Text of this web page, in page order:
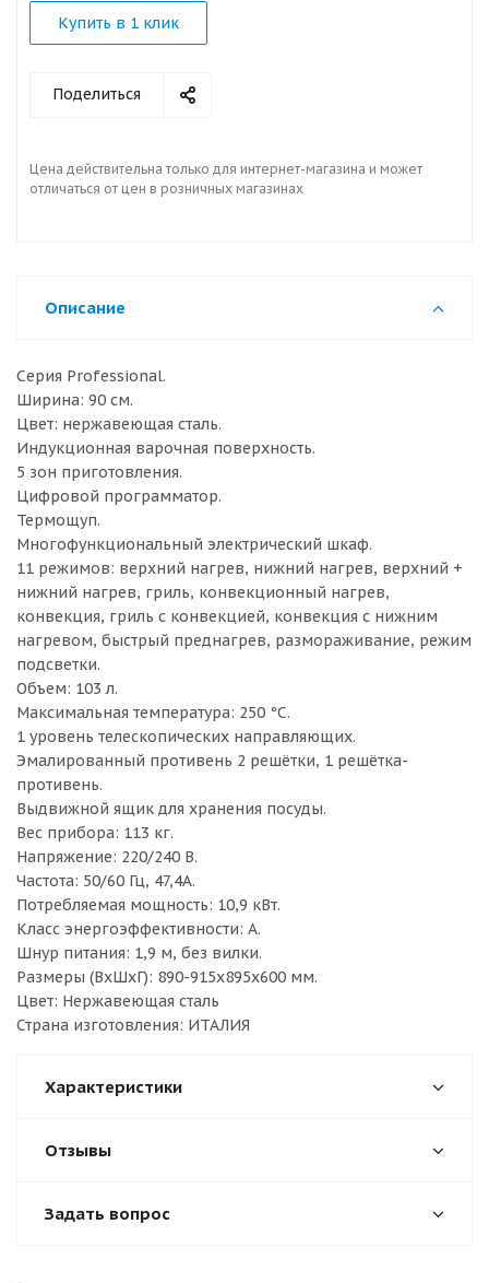
Купить в 1 клик
Поделиться
Цена действительна только для интернет-магазина и может
отличаться от цен в розничных магазинах
Описание
Серия Professional.
Ширина: 90 см.
Цвет: нержавеющая сталь.
Индукционная варочная поверхность.
5 зон приготовления.
Цифровой программатор.
Термощуп.
Многофункциональный электрический шкаф.
11 режимов: верхний нагрев, нижний нагрев, верхний +
нижний нагрев, гриль, конвекционный нагрев,
конвекция, гриль с конвекцией, конвекция с нижним
нагревом, быстрый преднагрев, размораживание, режим
подсветки.
Объем: 103 л.
Максимальная температура: 250 °С.
1 уровень телескопических направляющих.
Эмалированный противень 2 решётки, 1 решётка-
противень.
Выдвижной ящик для хранения посуды.
Вес прибора: 113 кг.
Напряжение: 220/240 В.
Частота: 50/60 Гц, 47,4А.
Потребляемая мощность: 10,9 кВт.
Класс энергоэффективности: А.
Шнур питания: 1,9 м, без вилки.
Размеры (ВхШхГ): 890-915х895х600 мм.
Цвет: Нержавеющая сталь
Страна изготовления: ИТАЛИЯ
Характеристики
Отзывы
Задать вопрос